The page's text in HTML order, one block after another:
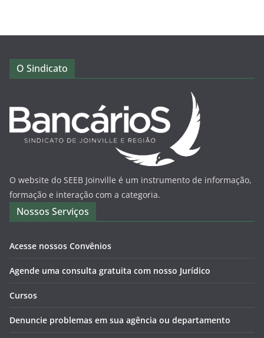
O Sindicato
O website do SEEB Joinville é um instrumento de informação,
formação e interação com a categoria.
Nossos Serviços
Acesse nossos Convênios
Agende uma consulta gratuita com nosso Jurídico
Cursos
Denuncie problemas em sua agência ou departamento